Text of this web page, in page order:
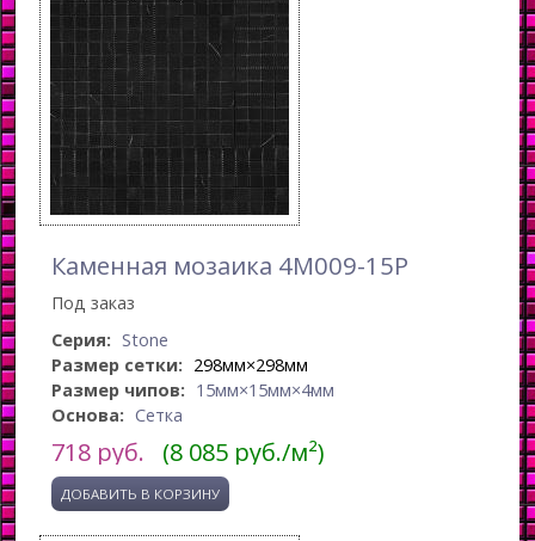
Каменная мозаика 4M009-15P
Под заказ
Серия: Stone
Размер сетки: 298мм×298мм
Размер чипов: 15мм×15мм×4мм
Основа: Сетка
718 руб. (8 085 руб./м²)